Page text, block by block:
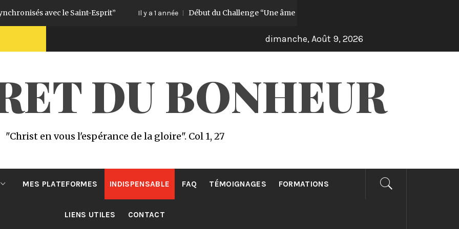
avec le Saint-Esprit” Il y a 1 année Début du Challenge “Une âme gagnée par jour pendant 30 jours”!
dimanche, Août 9, 2026
DU BONHEUR
"Christ en vous l'espérance de la gloire". Col 1, 27
MES PLATEFORMES INDISPENSABLE FAQ TÉMOIGNAGES FORMATIONS
LIENS UTILES CONTACT